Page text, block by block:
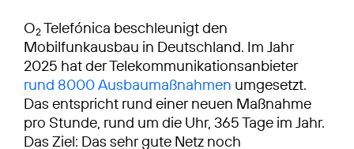
O2Telefónica beschleunigt den
Mobilfunkausbau in Deutschland. Im Jahr
2025 hat der Telekommunikationsanbieter
rund 8000 Ausbaumaßnahmen umgesetzt.
Das entspricht rund einer neuen Maßnahme
pro Stunde, rund um die Uhr, 365 Tage im Jahr.
Das Ziel: Das sehr gute Netz noch